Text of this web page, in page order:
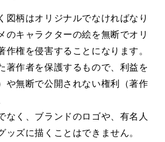
図柄はオリジナルでなければなり
のキャラクターの絵を無断でオリ
作権を侵害することになります。
著作者を保護するもので、利益を
や無断で公開されない権利（著作
なく、ブランドのロゴや、有名人
ズに描くことはできません。